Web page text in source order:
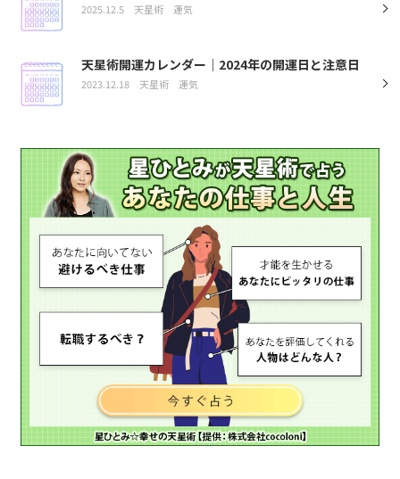
2025.12.5 天星術 運気
天星術開運カレンダー｜2024年の開運日と注意日
2023.12.18 天星術 運気